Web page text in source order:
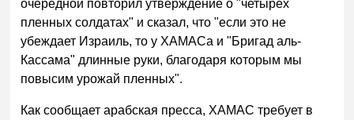
очередной повторил утверждение о "четырех
пленных солдатах" и сказал, что "если это не
убеждает Израиль, то у ХАМАСа и "Бригад аль-
Кассама" длинные руки, благодаря которым мы
повысим урожай пленных".
Как сообщает арабская пресса, ХАМАС требует в